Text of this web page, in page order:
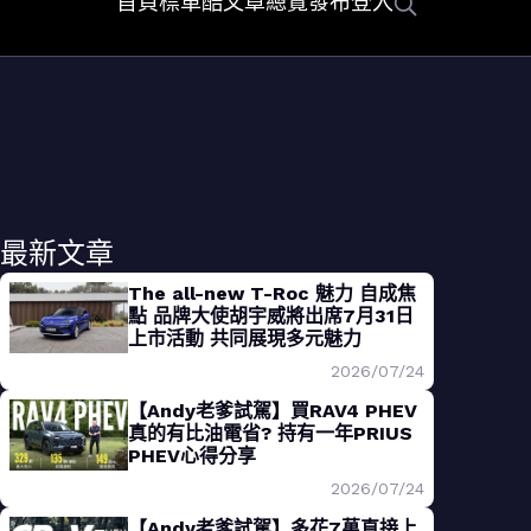
最新文章
The all-new T-Roc 魅力 自成焦
點 品牌大使胡宇威將出席7月31日
上市活動 共同展現多元魅力
2026/07/24
【Andy老爹試駕】買RAV4 PHEV
真的有比油電省? 持有一年PRIUS
PHEV心得分享
2026/07/24